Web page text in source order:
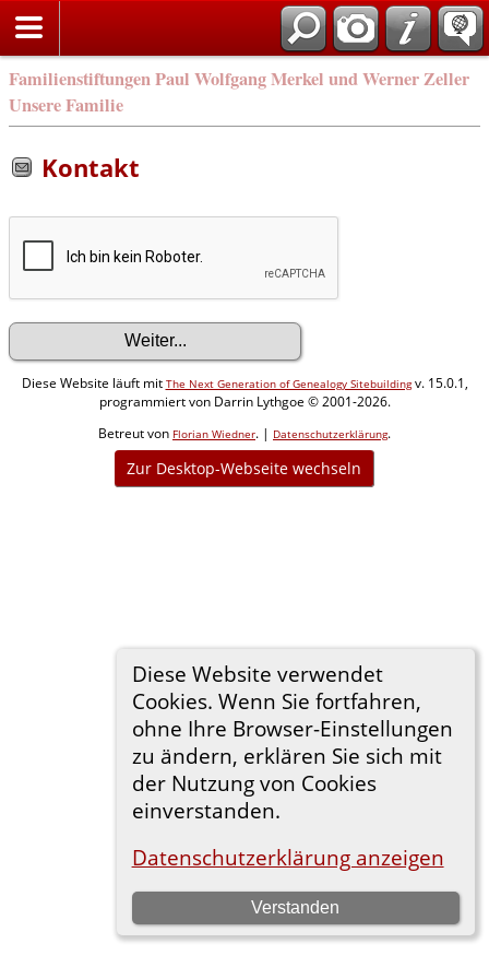
Familienstiftungen Paul Wolfgang Merkel und Werner Zeller
Unsere Familie
Diese Website verwendet
Cookies. Wenn Sie fortfahren,
ohne Ihre Browser-Einstellungen
zu ändern, erklären Sie sich mit
der Nutzung von Cookies
einverstanden.
Datenschutzerklärung anzeigen
Verstanden
Kontakt
Diese Website läuft mit The Next Generation of Genealogy Sitebuildingv. 15.0.1,
programmiert von Darrin Lythgoe © 2001-2026.
Betreut von Florian Wiedner. | Datenschutzerklärung.
Zur Desktop-Webseite wechseln